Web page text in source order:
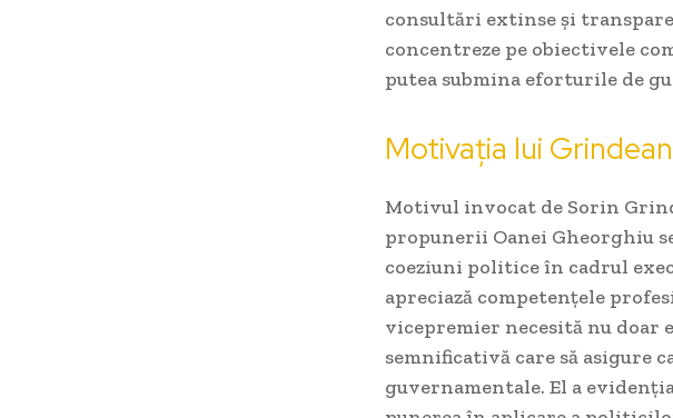
consultări extinse și
concentreze pe obiectivele
putea submina eforturile de
Motivația lui
Motivul invocat de Sorin
propunerii Oanei Gheorghiu
coeziuni politice în cadrul
apreciază competențele
vicepremier necesită nu doar
semnificativă care să asigure
guvernamentale. El a